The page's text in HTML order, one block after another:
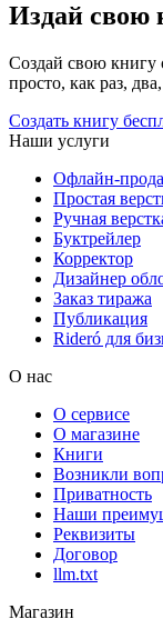
Издай свою
Создай свою книгу
просто, как раз,
Создать книгу
Наши услуги
Офлайн-
Простая
Ручная
Буктрейлер
Корректор
Дизайнер
Заказ тиража
Публикация
Rideró для
О нас
О сервисе
О магазине
Книги
Возникли
Приватность
Наши
Реквизиты
Договор
llm.txt
Магазин